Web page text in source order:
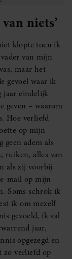
niets’
klopte toen ik
van mijn
maar het
gevoel waar ik
jaar eindelijk
geven – waarom
Hoe verliefd
op mijn
adem als
ruiken, alles van
als zij voorbij
mail op mijn
Soms schrok ik
ik om mezelf
gevoeld, ik val
jaar,
opgezegd en
zo verliefd op